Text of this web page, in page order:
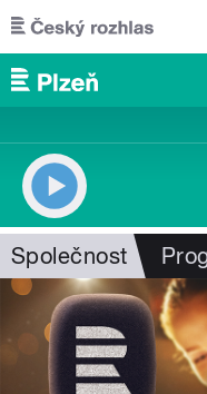
Přejít k hlavnímu obsahu
Společnost